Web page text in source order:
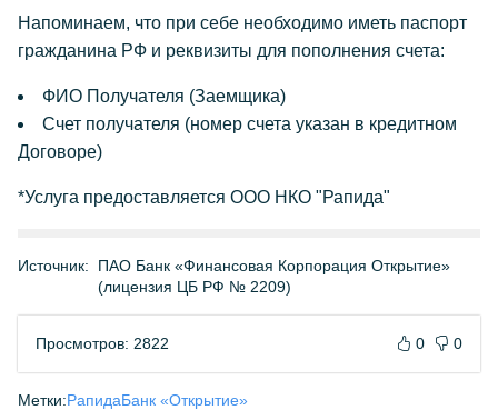
Напоминаем, что при себе необходимо иметь паспорт
гражданина РФ и реквизиты для пополнения счета:
ФИО Получателя (Заемщика)
Счет получателя (номер счета указан в кредитном
Договоре)
*Услуга предоставляется ООО НКО "Рапида"
Источник:
ПАО Банк «Финансовая Корпорация Открытие»
(лицензия ЦБ РФ № 2209)
Просмотров: 2822 0 0
Метки:РапидаБанк «Открытие»